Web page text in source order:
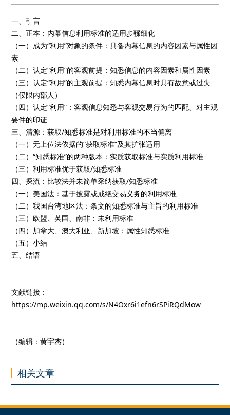
一、引言
二、正本：内幕信息利用标准的适用步骤细化
（一）成为“利用”对象的条件：具备内幕信息的内容因素与属性因
素
（二）认定“利用”的客观前提：知悉信息的内容因素和属性因素
（三）认定“利用”的主观前提：知悉内幕信息时具有故意或过失
（仅限内部人）
（四）认定“利用”：客观信息知悉与客观交易行为的匹配、对主观
要件的印证
三、清源：获取/知悉标准是对利用标准的不当偏离
（一）无上位法依据的“获取标准”及其扩张适用
（二）“知悉标准”的两种版本：实质获取标准与实质利用标准
（三）利用标准优于获取/知悉标准
四、探流：比较法并未简单采纳获取/知悉标准
（一）美国法：基于披露或戒绝交易义务的利用标准
（二）我国台湾地区法：条文的知悉标准与主旨的利用标准
（三）欧盟、英国、南非：未利用标准
（四）加拿大、澳大利亚、新加坡：属性知悉标准
（五）小结
五、结语
文献链接：
https://mp.weixin.qq.com/s/N4Oxr6i1efn6rSPiRQdMow
（编辑：黄宇杰）
相关文章